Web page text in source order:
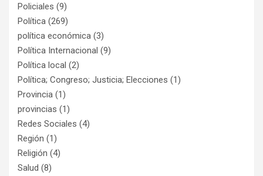
Policiales (9)
Política (269)
política económica (3)
Política Internacional (9)
Política local (2)
Política; Congreso; Justicia; Elecciones (1)
Provincia (1)
provincias (1)
Redes Sociales (4)
Región (1)
Religión (4)
Salud (8)